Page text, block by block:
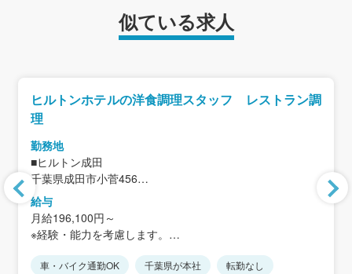
似ている求人
ヒルトンホテルの洋食調理スタッフ レストラン調
理
勤務地
■ヒルトン成田
千葉県成田市小菅456
＜アクセス＞
京成本線「空港第2ビル駅」より車5分
京成本線「京成成田駅」より車10分
★車・バイク通勤可
給与
月給196,100円～
※経験・能力を考慮します。
車・バイク通勤OK 千葉県が本社
転勤なし